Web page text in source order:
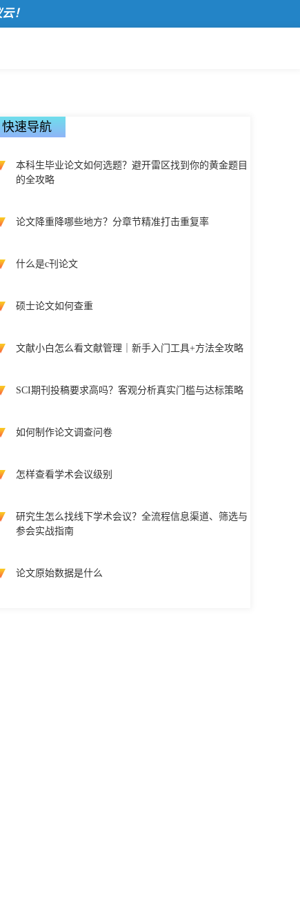
快速导航
本科生毕业论文如何选题？避开雷区找到你的黄金题目
的全攻略
论文降重降哪些地方？分章节精准打击重复率
什么是c刊论文
硕士论文如何查重
文献小白怎么看文献管理｜新手入门工具+方法全攻略
SCI期刊投稿要求高吗？客观分析真实门槛与达标策略
如何制作论文调查问卷
怎样查看学术会议级别
研究生怎么找线下学术会议？全流程信息渠道、筛选与
参会实战指南
论文原始数据是什么